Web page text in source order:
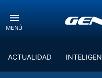
MENÚ
ACTUALIDAD